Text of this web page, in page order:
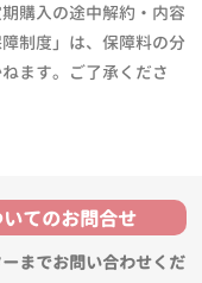
購入の途中解約・内容
制度」は、保障料の分
ます。ご了承くださ
てのお問合せ
までお問い合わせくだ